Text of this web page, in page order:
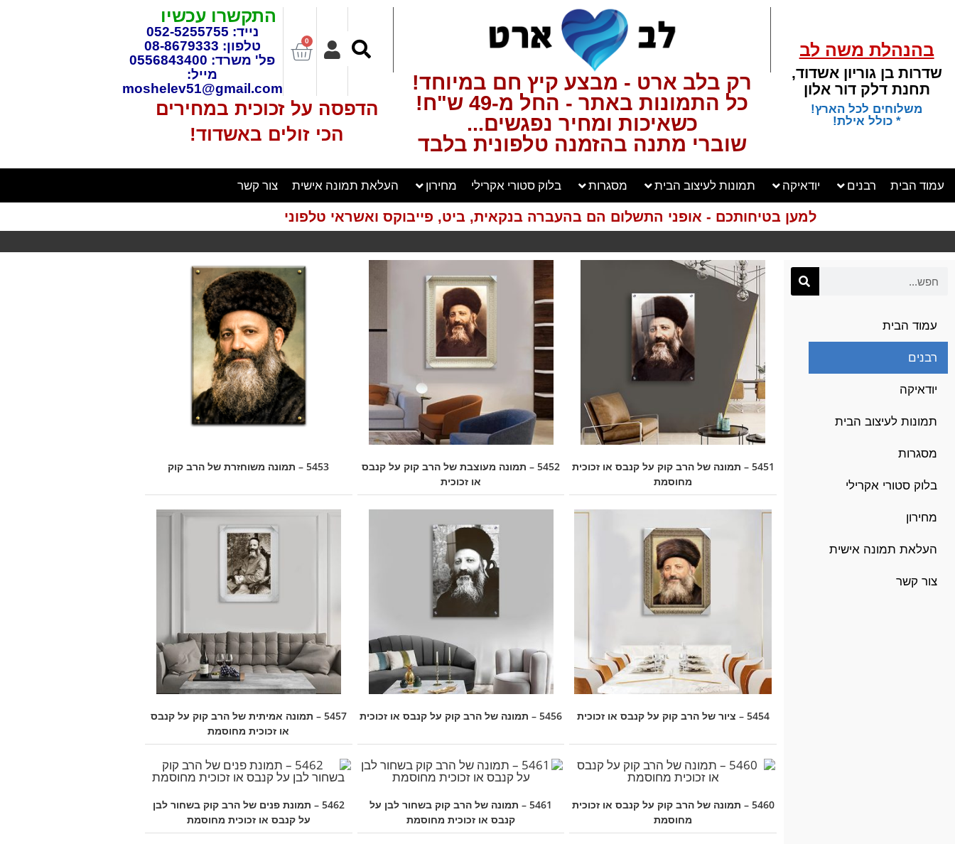
בהנהלת משה לב
שדרות בן גוריון אשדוד,
תחנת דלק דור אלון
משלוחים לכל הארץ!
* כולל אילת!
רק בלב ארט - מבצע קיץ חם במיוחד!
כל התמונות באתר - החל מ-49 ש"ח!
כשאיכות ומחיר נפגשים...
שוברי מתנה בהזמנה טלפונית בלבד
0
התקשרו עכשיו
נייד: 052-5255755
טלפון: 08-8679333
פל' משרד: 0556843400
מייל:
moshelev51@gmail.com
הדפסה על זכוכית במחירים
הכי זולים באשדוד!
עמוד הבית רבנים יודאיקה תמונות לעיצוב הבית מסגרות בלוק סטורי אקרילי מחירון העלאת תמונה אישית צור קשר
למען בטיחותכם - אופני התשלום הם בהעברה בנקאית, ביט, פייבוקס ואשראי טלפוני
עמוד הבית
רבנים
יודאיקה
תמונות לעיצוב הבית
מסגרות
בלוק סטורי אקרילי
מחירון
העלאת תמונה אישית
צור קשר
5451 – תמונה של הרב קוק על קנבס או זכוכית
מחוסמת
5452 – תמונה מעוצבת של הרב קוק על קנבס
או זכוכית
5453 – תמונה משוחזרת של הרב קוק
5454 – ציור של הרב קוק על קנבס או זכוכית 5456 – תמונה של הרב קוק על קנבס או זכוכית
5457 – תמונה אמיתית של הרב קוק על קנבס
או זכוכית מחוסמת
5460 – תמונה של הרב קוק על קנבס או זכוכית
מחוסמת
5461 – תמונה של הרב קוק בשחור לבן על
קנבס או זכוכית מחוסמת
5462 – תמונת פנים של הרב קוק בשחור לבן
על קנבס או זכוכית מחוסמת